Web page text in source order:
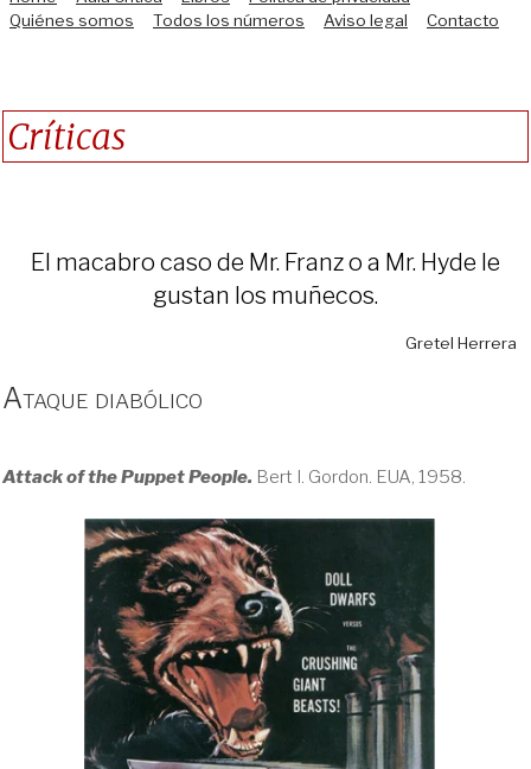
Quiénes somos
Todos los números Aviso legal Contacto
Críticas
El macabro caso de Mr. Franz o a Mr. Hyde le
gustan los muñecos.
Gretel Herrera
Ataque diabólico
Attack of the Puppet People. Bert I. Gordon. EUA, 1958.